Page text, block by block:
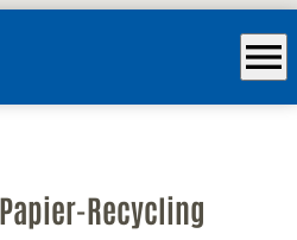
menu
Recycling